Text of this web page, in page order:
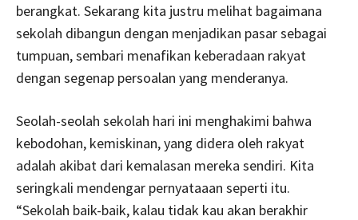
berangkat. Sekarang kita justru melihat bagaimana
sekolah dibangun dengan menjadikan pasar sebagai
tumpuan, sembari menafikan keberadaan rakyat
dengan segenap persoalan yang menderanya.
Seolah-seolah sekolah hari ini menghakimi bahwa
kebodohan, kemiskinan, yang didera oleh rakyat
adalah akibat dari kemalasan mereka sendiri. Kita
seringkali mendengar pernyataaan seperti itu.
“Sekolah baik-baik, kalau tidak kau akan berakhir